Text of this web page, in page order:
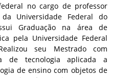
no cargo de professor
Universidade Federal do
Graduação na área de
pela Universidade Federal
seu Mestrado com
de tecnologia aplicada a
de ensino com objetos de